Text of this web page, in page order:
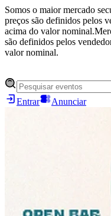
Somos o maior mercado
preços são definidos pelos
acima do valor nominal.
são definidos pelos
valor nominal.
Entrar Anunciar